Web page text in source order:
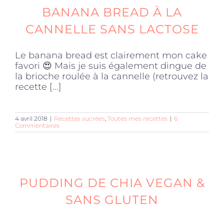
BANANA BREAD À LA
CANNELLE SANS LACTOSE
Le banana bread est clairement mon cake
favori 😍 Mais je suis également dingue de
la brioche roulée à la cannelle (retrouvez la
recette [...]
4 avril 2018 | Recettes sucrées, Toutes mes recettes | 6
Commentaires
PUDDING DE CHIA VEGAN &
SANS GLUTEN